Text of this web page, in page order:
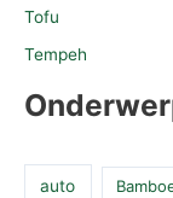
Tofu
Tempeh
auto